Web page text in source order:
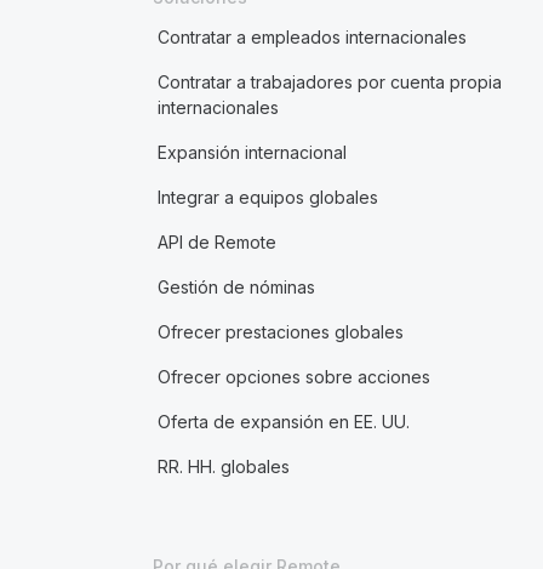
Contratar a empleados internacionales
Contratar a trabajadores por cuenta propia
internacionales
Expansión internacional
Integrar a equipos globales
API de Remote
Gestión de nóminas
Ofrecer prestaciones globales
Ofrecer opciones sobre acciones
Oferta de expansión en EE. UU.
RR. HH. globales